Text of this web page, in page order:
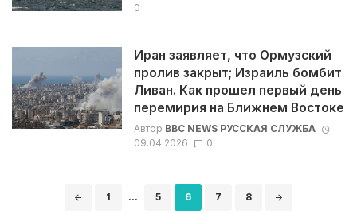
0
Иран заявляет, что Ормузский
пролив закрыт; Израиль бомбит
Ливан. Как прошел первый день
перемирия на Ближнем Востоке
Автор BBC NEWS РУССКАЯ СЛУЖБА
09.04.2026
0
1 ... 5 6 7 8